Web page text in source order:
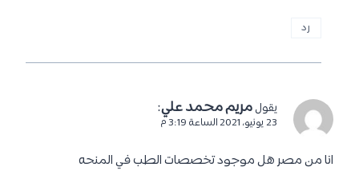
رد
يقول مريم محمد علي:
23 يونيو، 2021 الساعة 3:19 م
انا من مصر هل موجود تخصصات الطب في المنحه